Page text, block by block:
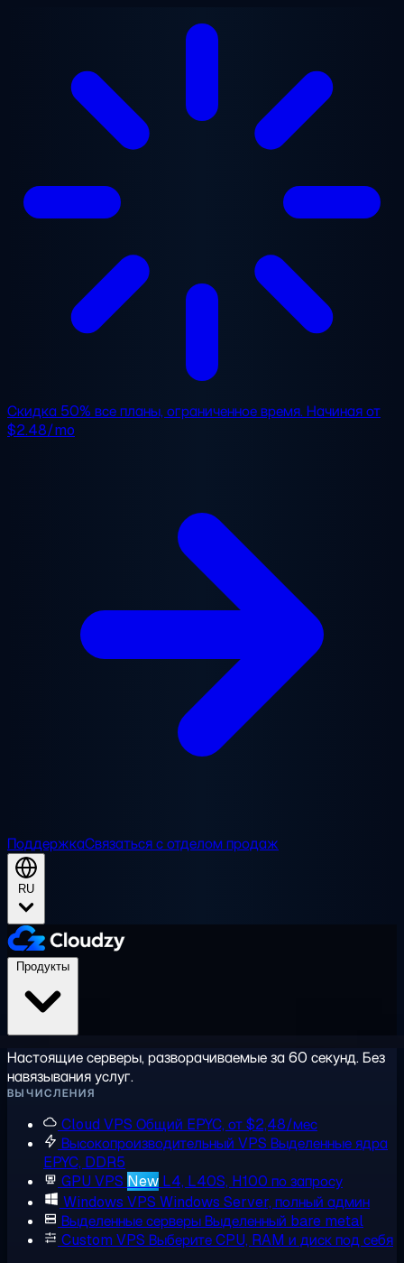
Перейти к основному содержанию
Скидка 50% все планы, ограниченное время. Начиная от
$2.48/mo
ПоддержкаСвязаться с отделом продаж
RU
Настоящие серверы, разворачиваемые за 60 секунд. Без
навязывания услуг.
ВЫЧИСЛЕНИЯ
Cloud VPS Общий EPYC, от $2,48/мес
Высокопроизводительный VPS Выделенные ядра
EPYC, DDR5
GPU VPS New L4, L40S, H100 по запросу
Windows VPS Windows Server, полный админ
Выделенные серверыВыделенный bare metal
Custom VPS Выберите CPU, RAM и диск под себя